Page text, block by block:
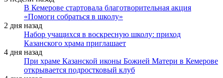
В Кемерове стартовала благотворительная акция
«Помоги собраться в школу»
2 дня назад
Набор учащихся в воскресную школу: приход
Казанского храма приглашает
4 дня назад
При храме Казанской иконы Божией Матери в Кемерове
открывается подростковый клуб